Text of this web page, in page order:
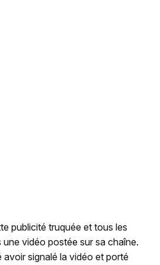
publicité truquée et tous les
vidéo postée sur sa chaîne.
avoir signalé la vidéo et porté